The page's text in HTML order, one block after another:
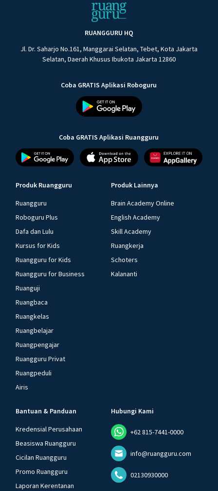
RUANGGURU HQ
Jl. Dr. Saharjo No.161, Manggarai Selatan, Tebet, Kota Jakarta
Selatan, Daerah Khusus Ibukota Jakarta 12860
Coba GRATIS Aplikasi Roboguru
Coba GRATIS Aplikasi Ruangguru
Produk Ruangguru
Ruangguru
Roboguru Plus
Dafa dan Lulu
Kursus for Kids
Ruangguru for Kids
Ruangguru for Business
Ruanguji
Ruangbaca
Ruangkelas
Ruangbelajar
Ruangpengajar
Ruangguru Privat
Ruangpeduli
Airis
Produk Lainnya
Brain Academy Online
English Academy
Skill Academy
Ruangkerja
Schoters
Kalananti
Bantuan & Panduan
Kredensial Perusahaan
Beasiswa Ruangguru
Cicilan Ruangguru
Promo Ruangguru
Laporan Kerentanan
Hubungi Kami
+62 815-7441-0000
info@ruangguru.com
02130930000